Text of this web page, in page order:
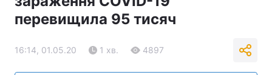
перевищила 95 тисяч
16:14, 01.05.20 1 хв. 4897